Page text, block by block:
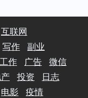
互联网
写作
副业
工作 广告
微信
投资
日志
电影
疫情